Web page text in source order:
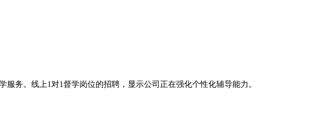
务。线上1对1督学岗位的招聘，显示公司正在强化个性化辅导能力。